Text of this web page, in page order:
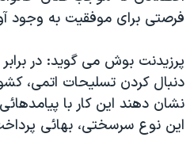
فرصتی برای موفقیت به وجود
پرزیدنت بوش می گوید: در
دنبال کردن تسلیحات اتمی،
نشان دهند این کار با
این نوع سرسختی، بهائی